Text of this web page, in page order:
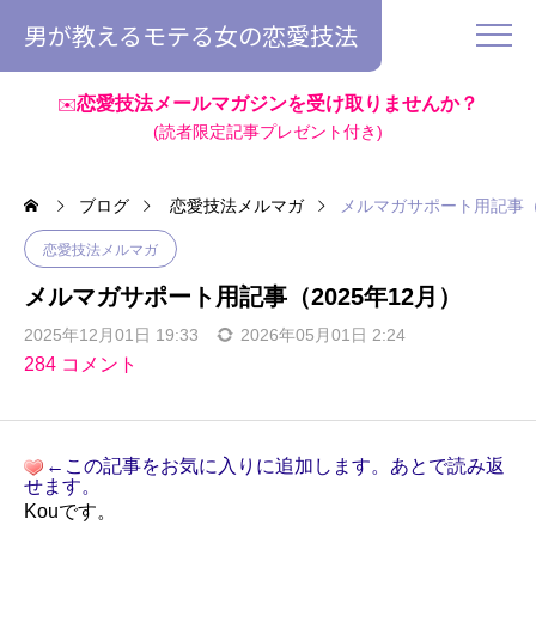
男が教えるモテる女の恋愛技法
✉️恋愛技法メールマガジンを受け取りませんか？
(読者限定記事プレゼント付き)
ブログ 恋愛技法メルマガ メルマガサポート用記事
恋愛技法メルマガ
メルマガサポート用記事（2025年12月）
2025年12月01日 19:33 2026年05月01日 2:24
284 コメント
←この記事をお気に入りに追加します。あとで読み返
せます。
Kouです。